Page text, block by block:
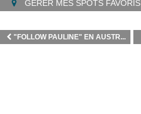
GÉRER MES SPOTS FAVORIS
"FOLLOW PAULINE" EN AUSTR...